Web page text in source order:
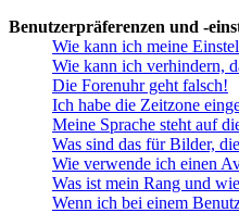
Benutzerpräferenzen und -
Wie kann ich meine
Wie kann ich verhindern,
Die Forenuhr geht falsch!
Ich habe die Zeitzone
Meine Sprache steht auf
Was sind das für Bilder,
Wie verwende ich einen
Was ist mein Rang und
Wenn ich bei einem